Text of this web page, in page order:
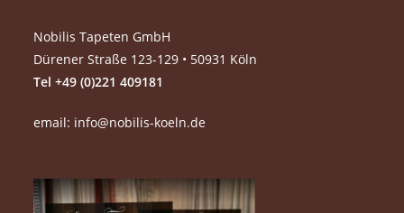
Nobilis Tapeten GmbH
Dürener Straße 123-129 • 50931 Köln
Tel +49 (0)221 409181
email: info@nobilis-koeln.de